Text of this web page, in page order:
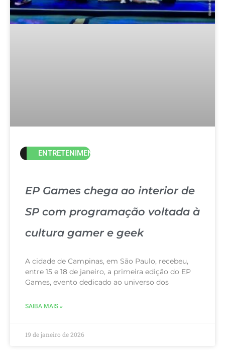
ENTRETENIMENTO
EP Games chega ao interior de
SP com programação voltada à
cultura gamer e geek
A cidade de Campinas, em São Paulo, recebeu,
entre 15 e 18 de janeiro, a primeira edição do EP
Games, evento dedicado ao universo dos
SAIBA MAIS »
19 de janeiro de 2026